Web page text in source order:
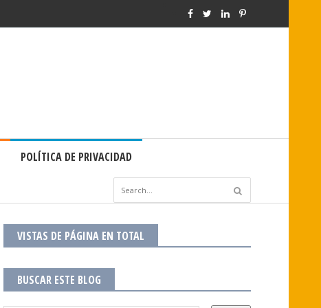
POLÍTICA DE PRIVACIDAD
VISTAS DE PÁGINA EN TOTAL
BUSCAR ESTE BLOG